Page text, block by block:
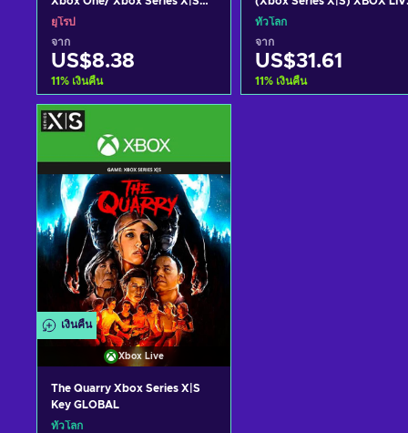
Key EUROPE
ยุโรป
จาก
US$8.38
11% เงินคืน
ดูข้อเสนอ
Key GLOBAL
ทั่วโลก
จาก
US$31.61
11% เงินคืน
เงินคืน
Xbox Live
The Quarry Xbox Series X|S
Key GLOBAL
ทั่วโลก